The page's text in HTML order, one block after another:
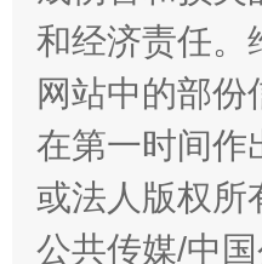
揭开“小金库”的免
和经济责任。
网站中的部
在第一时间作
或法人版权所
公共传媒/中